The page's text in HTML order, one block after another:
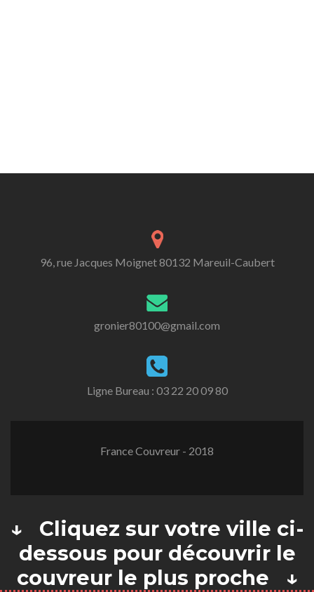
96, rue Jacques Moignet 80132 Mareuil-Caubert
gronier80100@gmail.com
Ligne Bureau : 03 22 20 09 80
France Couvreur - 2018
↓ Cliquez sur votre ville ci-
dessous pour découvrir le
couvreur le plus proche ↓